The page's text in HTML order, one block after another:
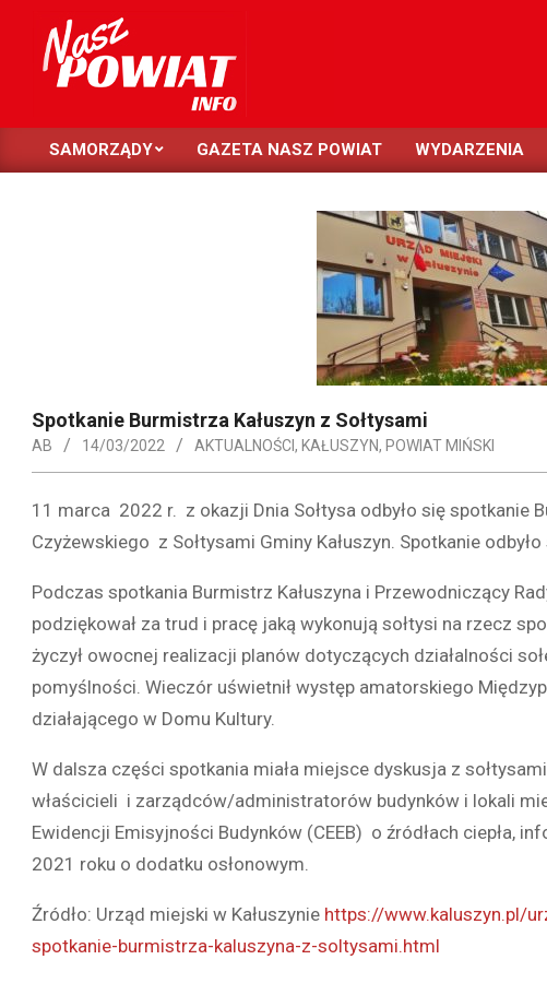
content
NASZ
POWIAT
Primary
SAMORZĄDY GAZETA NASZ POWIAT WYDARZENIA
Spotkanie Burmistrza Kałuszyn z Sołtysami
AB 14/03/2022 AKTUALNOŚCI , KAŁUSZYN, POWIAT MIŃSKI
11 marca 2022 r. z okazji Dnia Sołtysa odbyło się spotkanie
Czyżewskiego z Sołtysami Gminy Kałuszyn. Spotkanie
Podczas spotkania Burmistrz Kałuszyna i Przewodniczący
podziękował za trud i pracę jaką wykonują sołtysi na rzecz
życzył owocnej realizacji planów dotyczących działalności
pomyślności. Wieczór uświetnił występ amatorskiego
działającego w Domu Kultury.
W dalsza części spotkania miała miejsce dyskusja z
właścicieli i zarządców/administratorów budynków i lokali
Ewidencji Emisyjności Budynków (CEEB) o źródłach ciepła,
2021 roku o dodatku osłonowym.
Źródło: Urząd miejski w Kałuszynie https://www.kaluszyn.pl/
spotkanie-burmistrza-kaluszyna-z-soltysami.html